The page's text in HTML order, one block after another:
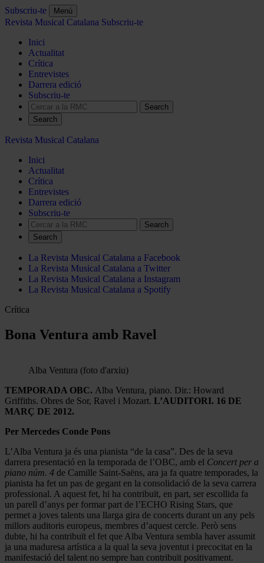
Subscriu-te Menú
Revista Musical Catalana Subscriu-te
Inici
Actualitat
Crítica
Entrevistes
Darrera edició
Subscriu-te
Search
Revista Musical Catalana
Inici
Actualitat
Crítica
Entrevistes
Darrera edició
Subscriu-te
Search
La Revista Musical Catalana a Facebook
La Revista Musical Catalana a Twitter
La Revista Musical Catalana a Instagram
La Revista Musical Catalana a Spotify
Crítica
Bona Ventura amb Ravel
Alba Ventura (foto d'arxiu)
TEMPORADA OBC. Alba Ventura, piano. Dir.: Howard
Griffiths. Obres de Sor, Ravel i Mozart. L’AUDITORI. 16 DE
MARÇ DE 2012.
Per Mercedes Conde Pons
L’Alba Ventura ja és una pianista “de la casa”. Des de la seva
darrera presentació en la temporada de l’OBC, amb el Concert per a
piano núm. 4 de Camille Saint-Saëns, ara ja fa quatre temporades, la
pianista ha fet un pas de gegant en la consolidació de la seva carrera
professional. A aquest fet, hi ha contribuït, en part, ser escollida fa
un parell d’anys per formar part de l’ECHO Rising Stars, que
permet a joves talents una llarga gira de concerts durant un any pels
millors auditoris europeus, membres d’aquest cercle. Però sens
dubte, hi ha contribuït el fet que Alba Ventura sembla haver assumit
ja una maduresa artística a la qual la seva joventut i precocitat en la
manifestació del talent no sempre han contribuït positivament.